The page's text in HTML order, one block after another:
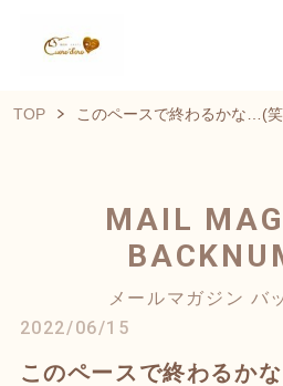
TOP このペースで終わるかな…(
MAIL
メールマガジン バ
2022/06/15
このペースで終わる